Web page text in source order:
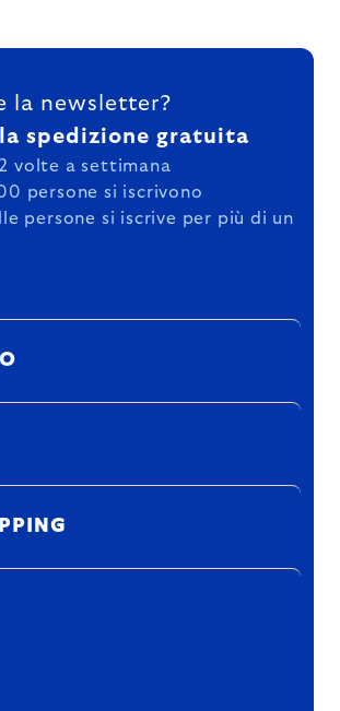
la newsletter?
spedizione gratuita
volte a settimana
persone si iscrivono
persone si iscrive per più di un